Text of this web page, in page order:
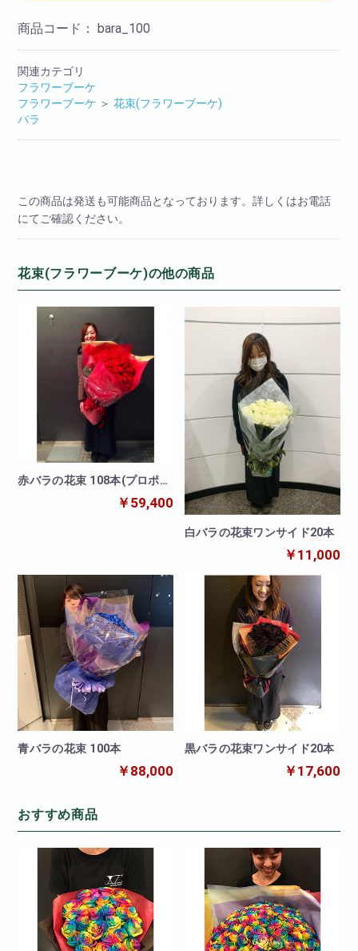
商品コード： bara_100
関連カテゴリ
フラワーブーケ
フラワーブーケ ＞ 花束(フラワーブーケ)
バラ
この商品は発送も可能商品となっております。詳しくはお電話
にてご確認ください。
花束(フラワーブーケ)の他の商品
赤バラの花束 108本(プロポー
￥59,400
白バラの花束ワンサイド20本
￥11,000
青バラの花束 100本
￥88,000
黒バラの花束ワンサイド20本
￥17,600
おすすめ商品